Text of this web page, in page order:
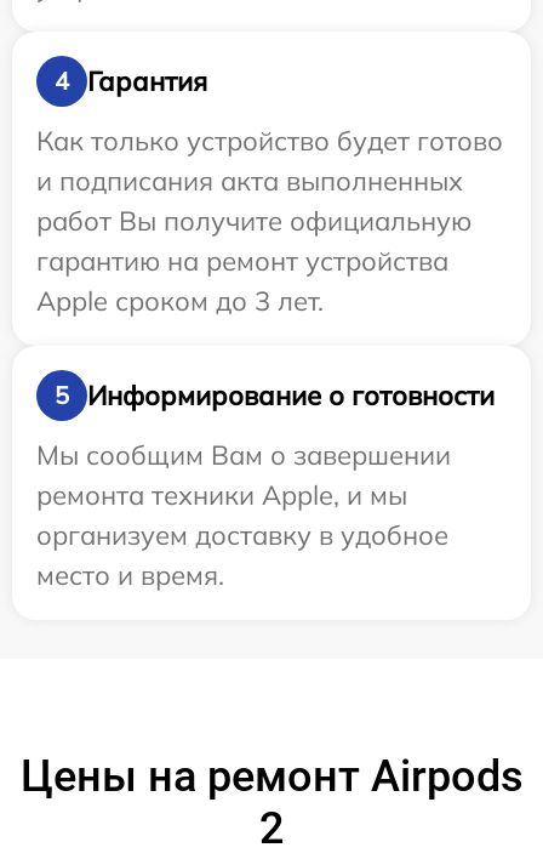
4
Гарантия
Как только устройство будет готово
и подписания акта выполненных
работ Вы получите официальную
гарантию на ремонт устройства
Apple сроком до 3 лет.
5
Информирование о готовности
Мы сообщим Вам о завершении
ремонта техники Apple, и мы
организуем доставку в удобное
место и время.
Цены на ремонт Airpods
2